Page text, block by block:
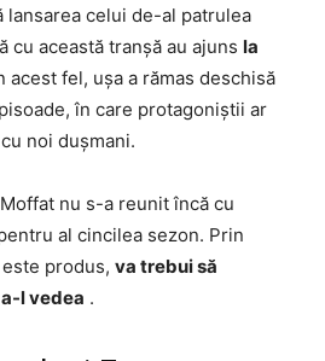
lansarea celui de-al patrulea
cu această tranșă au ajuns la
acest fel, ușa a rămas deschisă
în care protagoniștii ar
noi dușmani.
nu s-a reunit încă cu
al cincilea sezon. Prin
produs, va trebui să
l vedea .